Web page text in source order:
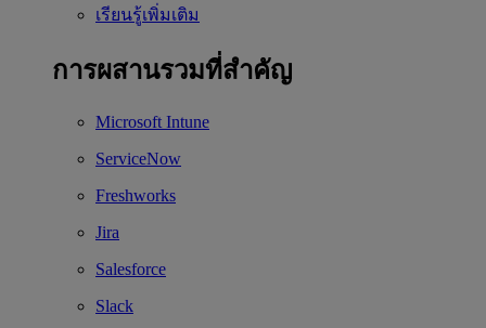
เรียนรู้เพิ่มเติม
การผสานรวมที่สำคัญ
Microsoft Intune
ServiceNow
Freshworks
Jira
Salesforce
Slack